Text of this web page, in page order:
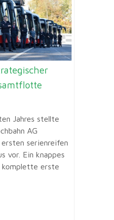
Jahres stellte
AG
ersten serienreifen
vor. Ein knappes
komplette erste